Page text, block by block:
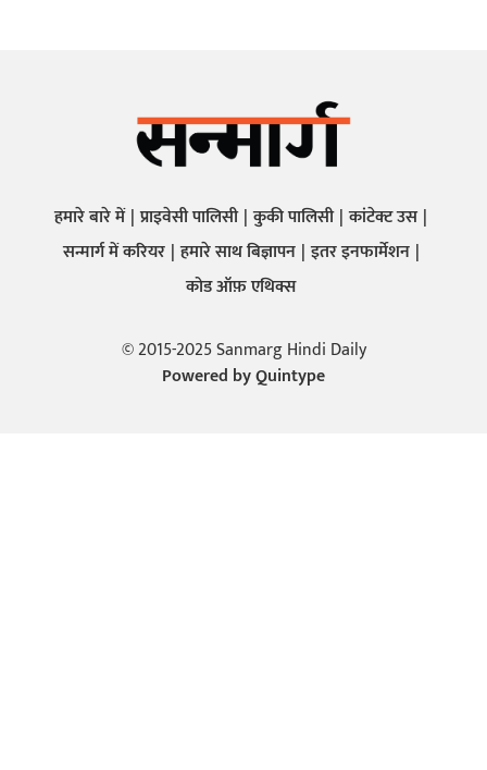
हमारे बारे में प्राइवेसी पालिसी कुकी पालिसी कांटेक्ट उस
सन्मार्ग में करियर हमारे साथ बिज्ञापन इतर इनफार्मेशन
कोड ऑफ़ एथिक्स
© 2015-2025 Sanmarg Hindi Daily
Powered byQuintype